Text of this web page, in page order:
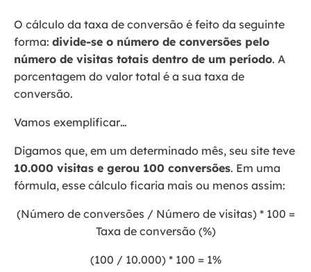
O cálculo da taxa de conversão é feito da seguinte
forma: divide-se o número de conversões pelo
número de visitas totais dentro de um período. A
porcentagem do valor total é a sua taxa de
conversão.
Vamos exemplificar…
Digamos que, em um determinado mês, seu site teve
10.000 visitas e gerou 100 conversões. Em uma
fórmula, esse cálculo ficaria mais ou menos assim:
(Número de conversões / Número de visitas) * 100 =
Taxa de conversão (%)
(100 / 10.000) * 100 = 1%